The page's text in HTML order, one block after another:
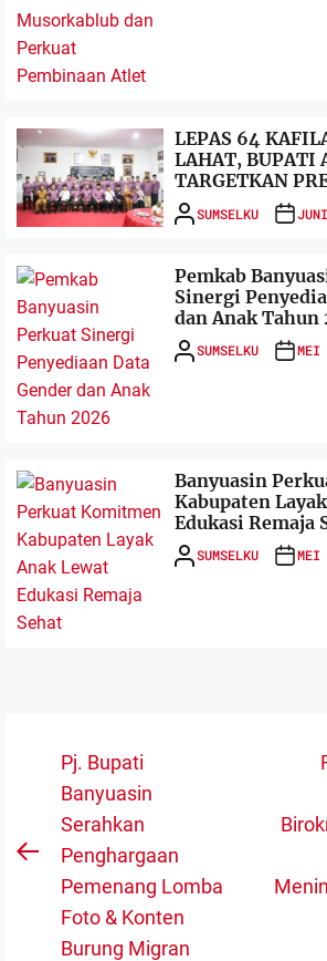
LEPAS 64
LAHAT, BUPATI
TARGETKAN
SUMSELKU
Pemkab
Sinergi
dan Anak Tahun
SUMSELKU
Banyuasin
Kabupaten
Edukasi Remaja
SUMSELKU
Navigasi
pos
Previous
Pj. Bupati
Banyuasin
Serahkan
Penghargaan
Pemenang Lomba
Foto & Konten
Burung Migran